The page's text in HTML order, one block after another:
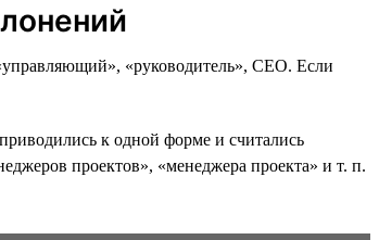
«руководитель», CEO. Если
к одной форме и считались
проектов», «менеджера проекта» и т. п.